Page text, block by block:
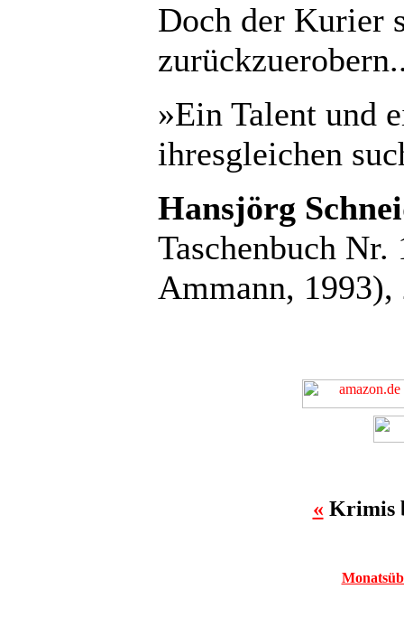
Doch der Kurier
»Ein Talent und
ihresgleichen
Hansjörg
Taschenbuch
Ammann,
« Krimis